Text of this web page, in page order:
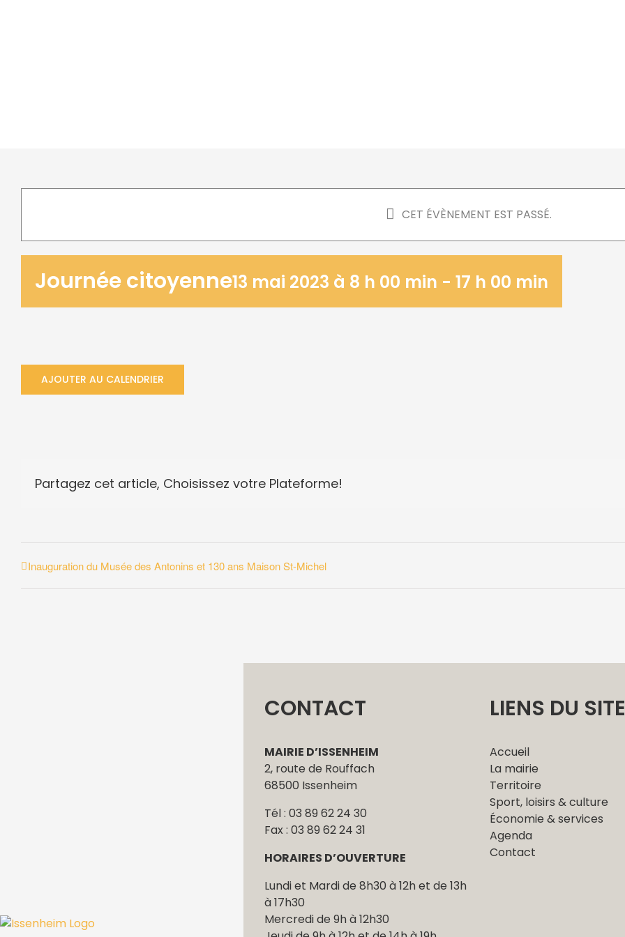
CET ÉVÈNEMENT EST PASSÉ.
Journée citoyenne13 mai 2023 à 8 h 00 min - 17 h 00 min
AJOUTER AU CALENDRIER
Partagez cet article, Choisissez votre Plateforme!
Inauguration du Musée des Antonins et 130 ans Maison St-Michel
CONTACT
MAIRIE D’ISSENHEIM
2, route de Rouffach
68500 Issenheim
Tél : 03 89 62 24 30
Fax : 03 89 62 24 31
HORAIRES D’OUVERTURE
Lundi et Mardi de 8h30 à 12h et de 13h
à 17h30
Mercredi de 9h à 12h30
LIENS DU SITE
Accueil
La mairie
Territoire
Sport, loisirs & culture
Économie & services
Agenda
Contact